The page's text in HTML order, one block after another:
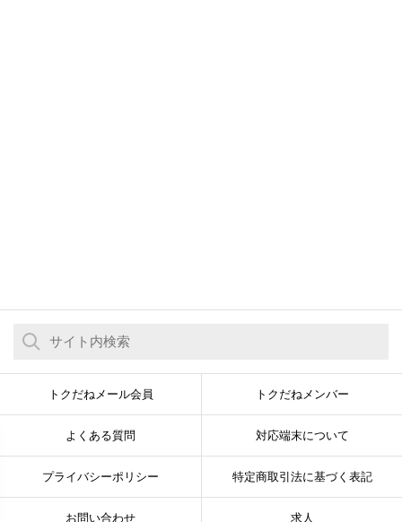
トクだねメール会員 トクだねメンバー
よくある質問 対応端末について
プライバシーポリシー 特定商取引法に基づく表記
お問い合わせ 求人